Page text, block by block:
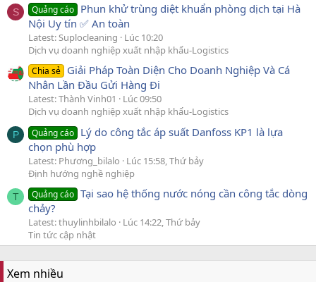
S Quảng cáo Phun khử trùng diệt khuẩn phòng dịch tại Hà
Nội Uy tín ✅ An toàn
Latest: Suplocleaning
Lúc 10:20
Dịch vụ doanh nghiệp xuất nhập khẩu-Logistics
Chia sẻ Giải Pháp Toàn Diện Cho Doanh Nghiệp Và Cá
Nhân Lần Đầu Gửi Hàng Đi
Latest: Thành Vinh01
Lúc 09:50
Dịch vụ doanh nghiệp xuất nhập khẩu-Logistics
P Quảng cáo Lý do công tắc áp suất Danfoss KP1 là lựa
chọn phù hợp
Latest: Phương_bilalo
Lúc 15:58, Thứ bảy
Định hướng nghề nghiệp
T Quảng cáo Tại sao hệ thống nước nóng cần công tắc dòng
chảy?
Latest: thuylinhbilalo
Lúc 14:22, Thứ bảy
Tin tức cập nhật
Xem nhiều